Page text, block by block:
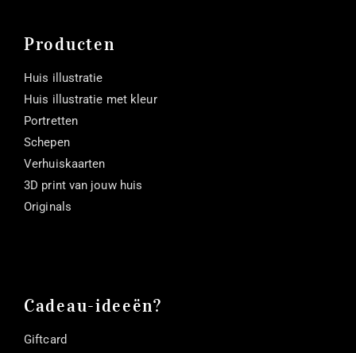
Producten
Huis illustratie
Huis illustratie met kleur
Portretten
Schepen
Verhuiskaarten
3D print van jouw huis
Originals
Cadeau-ideeën?
Giftcard